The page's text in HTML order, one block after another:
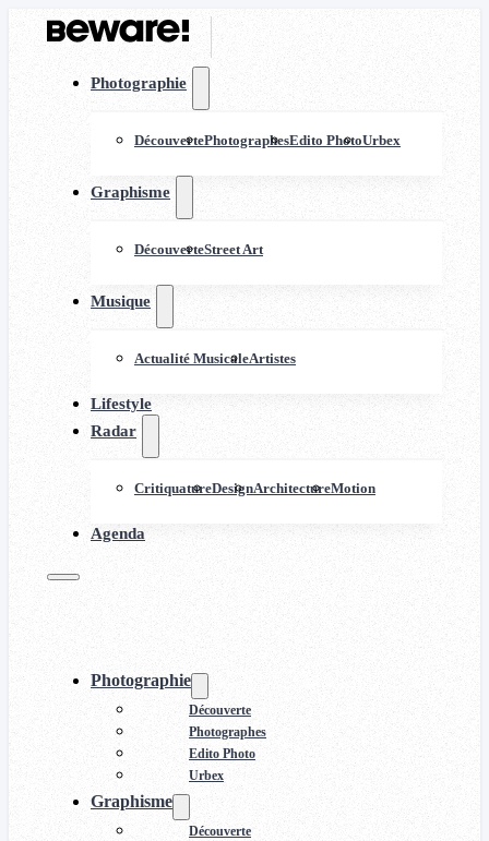
Photographie
DécouvertePhotographesEdito PhotoUrbex
Graphisme
DécouverteStreet Art
Musique
Actualité MusicaleArtistes
Lifestyle
Radar
CritiquatureDesignArchitectureMotion
Agenda
Photographie
Découverte
Photographes
Edito Photo
Urbex
Graphisme
Découverte